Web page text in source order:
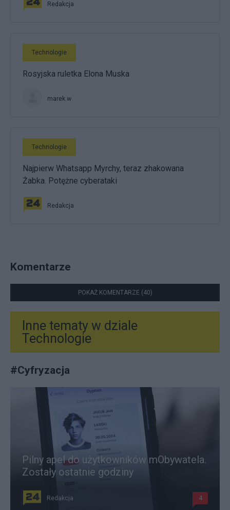
Redakcja
Technologie
Rosyjska ruletka Elona Muska
marek.w
Technologie
Najpierw Whatsapp Myrchy, teraz zhakowana
Żabka. Potężne cyberataki
Redakcja
Komentarze
POKAŻ KOMENTARZE (40)
Inne tematy w dziale
Technologie
#Cyfryzacja
Pilny apel do użytkowników mObywatela.
Zostały ostatnie godziny
Redakcja 4